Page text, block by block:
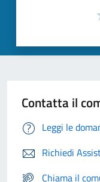
Contatta il
Leggi le
Richiedi
Chiama il